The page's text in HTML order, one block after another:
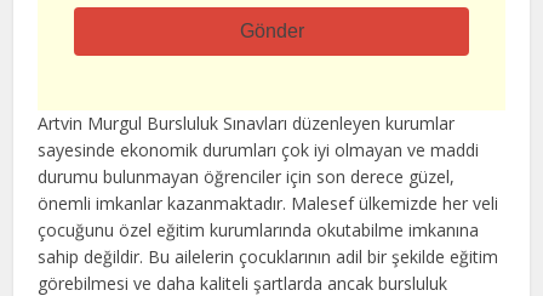
Gönder
alan
boş
bırakılmalıdır
Artvin Murgul Bursluluk Sınavları düzenleyen kurumlar
sayesinde ekonomik durumları çok iyi olmayan ve maddi
durumu bulunmayan öğrenciler için son derece güzel,
önemli imkanlar kazanmaktadır. Malesef ülkemizde her veli
çocuğunu özel eğitim kurumlarında okutabilme imkanına
sahip değildir. Bu ailelerin çocuklarının adil bir şekilde eğitim
görebilmesi ve daha kaliteli şartlarda ancak bursluluk